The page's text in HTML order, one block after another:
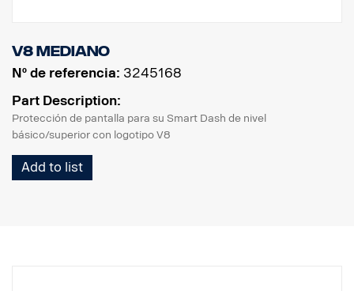
V8 mediano
Nº de referencia: 3245168
Part Description:
Protección de pantalla para su Smart Dash de nivel
básico/superior con logotipo V8
Add to list